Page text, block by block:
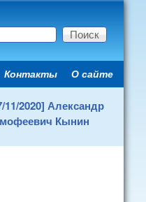
menu
Контакты О сайте
11/2020] Александр
Кынин